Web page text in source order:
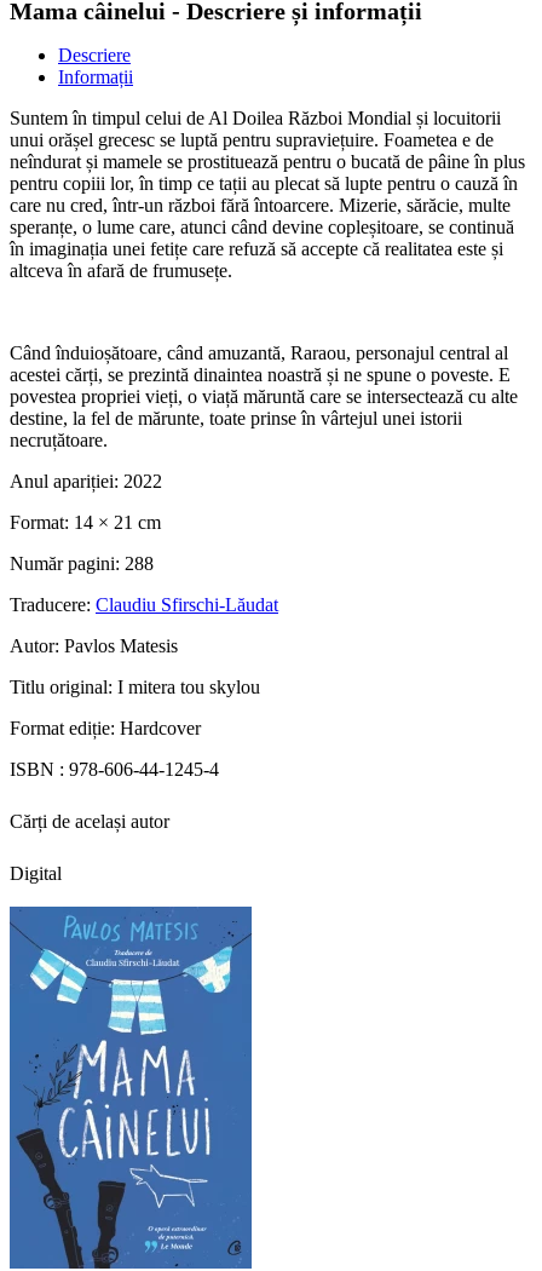
Mama câinelui - Descriere și informații
Descriere
Informații
Suntem în timpul celui de Al Doilea Război Mondial și locuitorii
unui orășel grecesc se luptă pentru supraviețuire. Foametea e de
neîndurat și mamele se prostituează pentru o bucată de pâine în plus
pentru copiii lor, în timp ce tații au plecat să lupte pentru o cauză în
care nu cred, într-un război fără întoarcere. Mizerie, sărăcie, multe
speranțe, o lume care, atunci când devine copleșitoare, se continuă
în imaginația unei fetițe care refuză să accepte că realitatea este și
altceva în afară de frumusețe.
Când înduioșătoare, când amuzantă, Raraou, personajul central al
acestei cărți, se prezintă dinaintea noastră și ne spune o poveste. E
povestea propriei vieți, o viață măruntă care se intersectează cu alte
destine, la fel de mărunte, toate prinse în vârtejul unei istorii
necruțătoare.
Anul apariției: 2022
Format: 14 × 21 cm
Număr pagini: 288
Traducere: Claudiu Sfirschi-Lăudat
Autor: Pavlos Matesis
Titlu original: I mitera tou skylou
Format ediție: Hardcover
ISBN : 978-606-44-1245-4
Cărți de același autor
Digital